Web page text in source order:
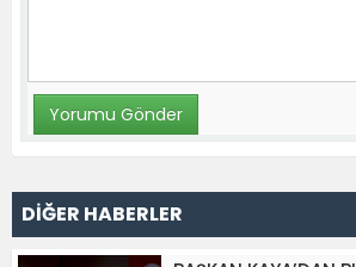
DİĞER HABERLER